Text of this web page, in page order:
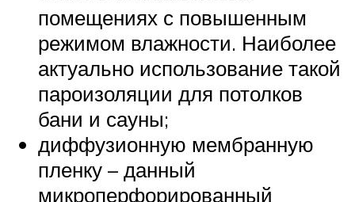
помещениях с повышенным
режимом влажности. Наиболее
актуально использование такой
пароизоляции для потолков
бани и сауны;
диффузионную мембранную
пленку – данный
микроперфорированный